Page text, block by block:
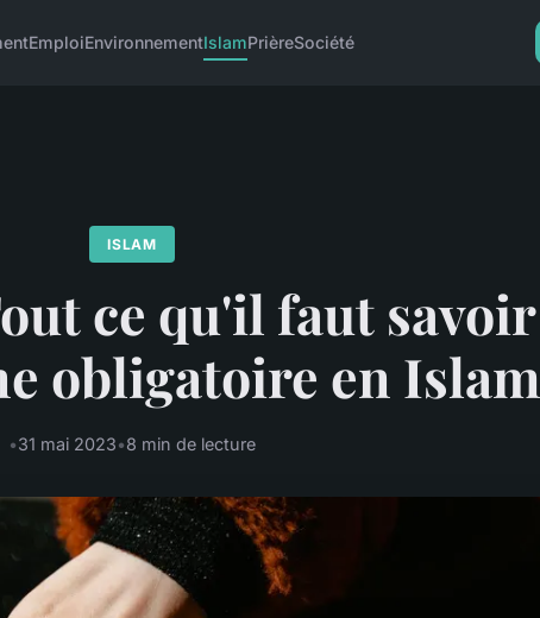
EmploiEnvironnementIslamPrièreSociété
ISLAM
ce qu'il faut savoir
obligatoire en Islam
•31 mai 2023•8 min de lecture